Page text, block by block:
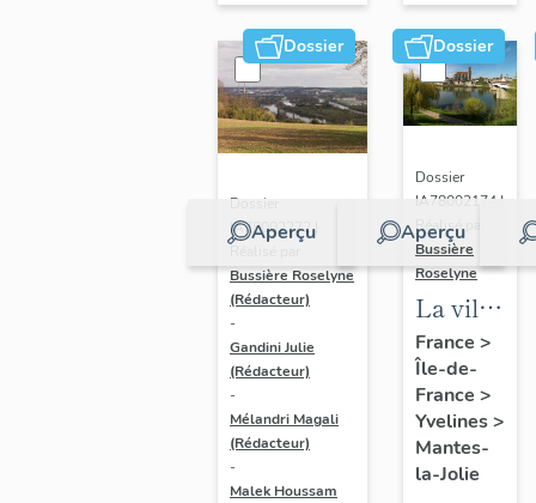
Dossier
Aperçu
Dossier
IA78002272 |
Bussière Roselyne
(Rédacteur)
-
Gandini Julie
(Rédacteur)
-
Mélandri Magali
(Rédacteur)
-
Malek Houssam
Dossier
Aperçu
Dossier
IA78002174 |
Réalisé par
Bussière
Roselyne
La ville
de
Mantes-
la-Jolie
France >
Île-de-
France >
Yvelines>
Mantes-
la-Jolie